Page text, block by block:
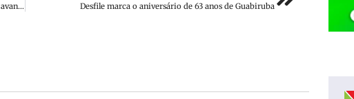
Edital para novo quartel do Corpo de Bombeiros de Brusque avança Desfile marca o aniversário de 63 anos de Guabiruba